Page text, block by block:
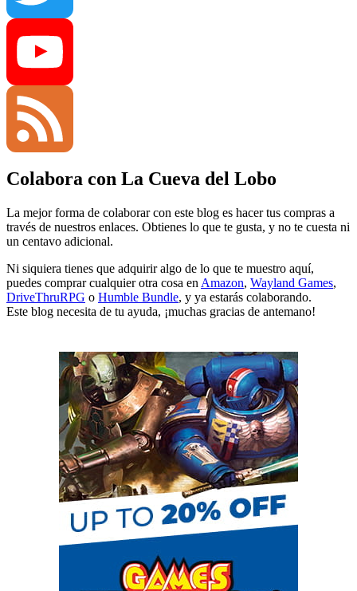
Twitter
YouTube
Channel
Feed
Colabora con La Cueva del Lobo
La mejor forma de colaborar con este blog es hacer tus compras a
través de nuestros enlaces. Obtienes lo que te gusta, y no te cuesta ni
un centavo adicional.
Ni siquiera tienes que adquirir algo de lo que te muestro aquí,
puedes comprar cualquier otra cosa en Amazon, Wayland Games,
DriveThruRPG o Humble Bundle, y ya estarás colaborando.
Este blog necesita de tu ayuda, ¡muchas gracias de antemano!